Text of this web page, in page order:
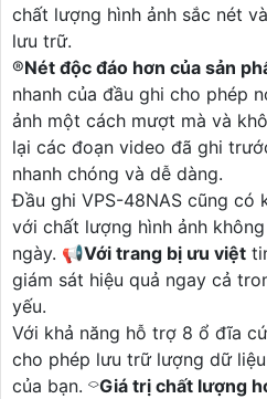
chất lượng hình ảnh sắc nét
lưu trữ.
®️Nét độc đáo hơn của sản
nhanh của đầu ghi cho phép
ảnh một cách mượt mà và
lại các đoạn video đã ghi
nhanh chóng và dễ dàng.
Đầu ghi VPS-48NAS cũng có
với chất lượng hình ảnh
ngày. 📢Với trang bị ưu việt
giám sát hiệu quả ngay cả
yếu.
Với khả năng hỗ trợ 8 ổ đĩa
cho phép lưu trữ lượng dữ
của bạn. ⌔Giá trị chất lượng